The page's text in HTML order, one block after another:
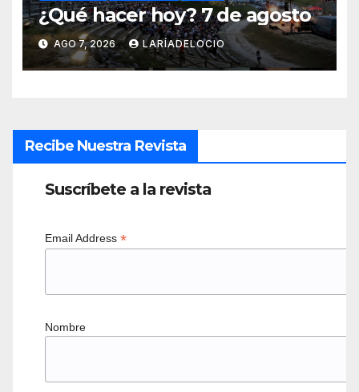
¿Qué hacer hoy? 7 de agosto
AGO 7, 2026 LARÍADELOCIO
Recibe Nuestra Revista
Suscríbete a la revista
Email Address *
Nombre